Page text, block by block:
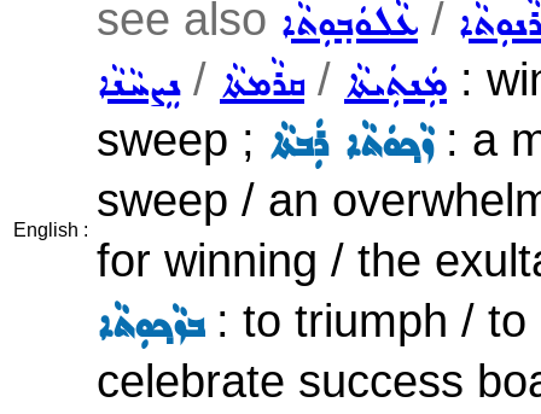
English :
see also ܥܵܠܘܿܒ݂ܘܼܬܵܐ /
ܢܸܨܚܵܢܵܐ/ ܩܪܵܡܬܵܐ / ܡܲܢܬܲܝܬܵܐ :
sweep ; ܙܵܟ݂ܘܿܬܵܐ ܪܲܒܬܵܐ: a
sweep / an
for winning / the
ܒܙܵܟ݂ܘܼܬܵܐ: to triumph / to
celebrate success